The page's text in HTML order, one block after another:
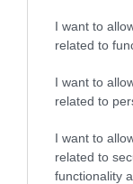
I want to
related to
I want to
related to
I want to
related to
functionality